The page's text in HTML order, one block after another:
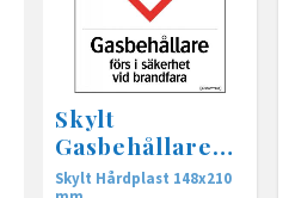
Skylt
Gasbehållare
säkerhet
Skylt Hårdplast 148x210